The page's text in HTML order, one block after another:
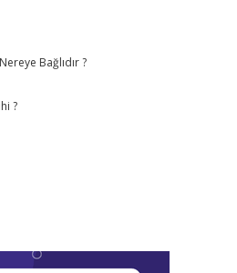
Bağlıdır ?
?